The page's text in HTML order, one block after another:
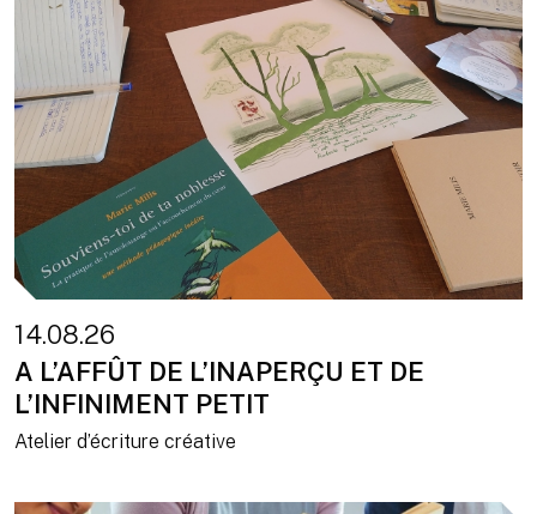
14.08.26
A L’AFFÛT DE L’INAPERÇU ET DE
L’INFINIMENT PETIT
Atelier d’écriture créative